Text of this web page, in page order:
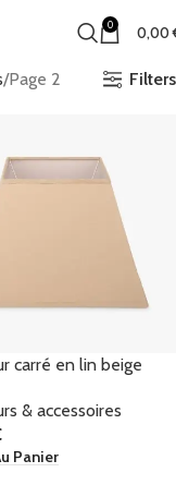
0 0,00
Page 2 Filters
carré en lin beige
& accessoires
Panier